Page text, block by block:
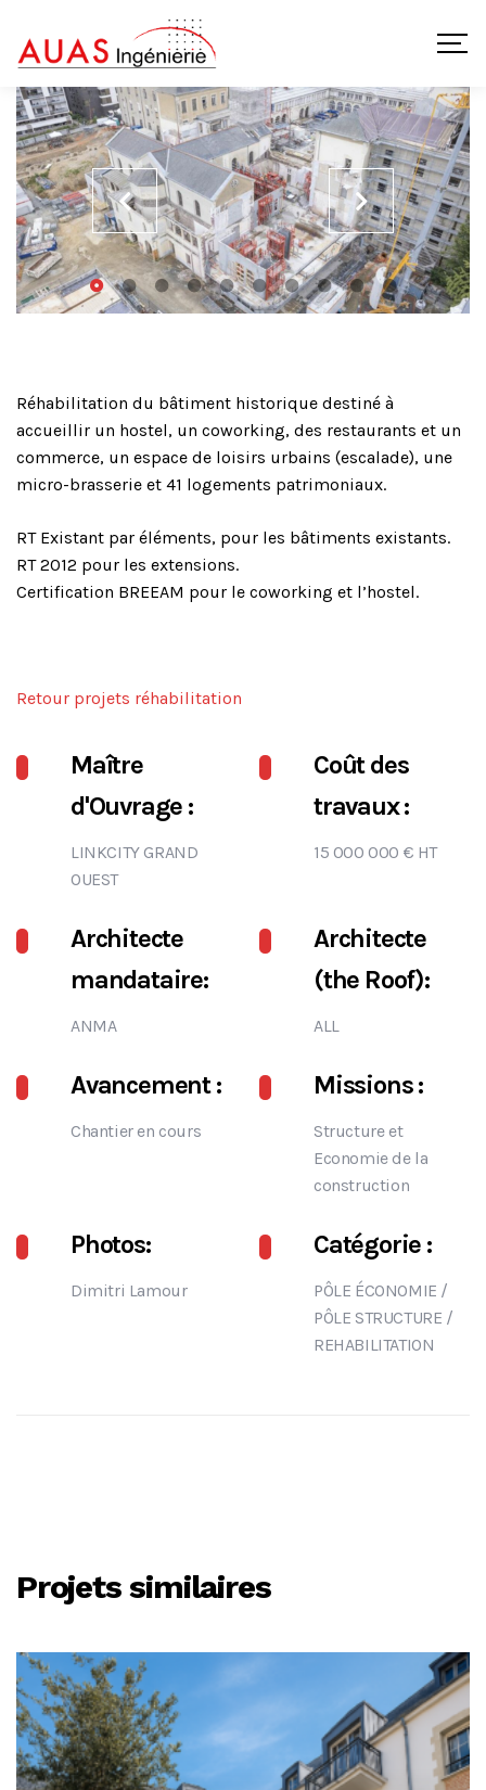
Réhabilitation du bâtiment historique destiné à
accueillir un hostel, un coworking, des restaurants et un
commerce, un espace de loisirs urbains (escalade), une
micro-brasserie et 41 logements patrimoniaux.
RT Existant par éléments, pour les bâtiments existants.
RT 2012 pour les extensions.
Certification BREEAM pour le coworking et l’hostel.
Retour projets réhabilitation
Maître
d'Ouvrage :
LINKCITY GRAND
OUEST
Coût des
travaux :
15 000 000 € HT
Architecte
mandataire:
ANMA
Architecte
(the Roof):
ALL
Avancement :
Chantier en cours
Missions :
Structure et
Economie de la
construction
Photos:
Dimitri Lamour
Catégorie :
PÔLE ÉCONOMIE /
PÔLE STRUCTURE /
REHABILITATION
Projets similaires